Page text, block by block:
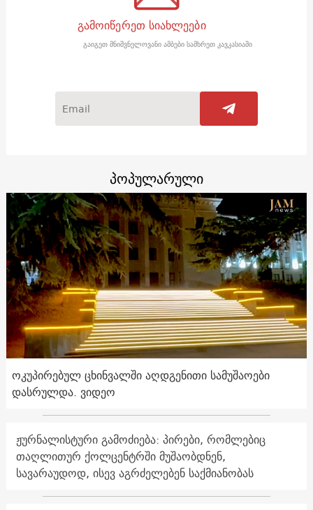
გამოიწერეთ სიახლეები
გაიგეთ მნიშვნელოვანი ამბები სამხრეთ კავკასიაში
პოპულარული
ოკუპირებულ ცხინვალში აღდგენითი სამუშაოები
დასრულდა. ვიდეო
ჟურნალისტური გამოძიება: პირები, რომლებიც
თაღლითურ ქოლცენტრში მუშაობდნენ,
სავარაუდოდ, ისევ აგრძელებენ საქმიანობას